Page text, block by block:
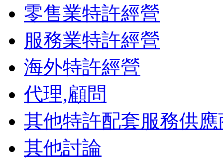
零售業特許經營
服務業特許經營
海外特許經營
代理,顧問
其他特許配套服務供應
其他討論